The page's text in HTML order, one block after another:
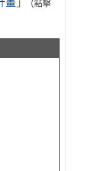
(點擊